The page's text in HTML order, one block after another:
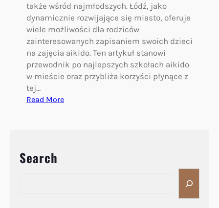
także wśród najmłodszych. Łódź, jako
dynamicznie rozwijające się miasto, oferuje
wiele możliwości dla rodziców
zainteresowanych zapisaniem swoich dzieci
na zajęcia aikido. Ten artykuł stanowi
przewodnik po najlepszych szkołach aikido
w mieście oraz przybliża korzyści płynące z
tej…
Read More:
Search